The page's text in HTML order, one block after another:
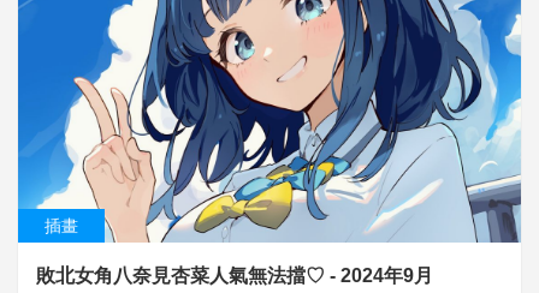
插畫
敗北女角八奈見杏菜人氣無法擋♡ - 2024年9月